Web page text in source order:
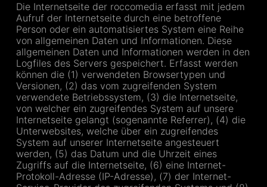
Die Internetseite der roccomedia erfasst mit jedem
Aufruf der Internetseite durch eine betroffene
Person oder ein automatisiertes System eine Reihe
von allgemeinen Daten und Informationen. Diese
allgemeinen Daten und Informationen werden in den
Logfiles des Servers gespeichert. Erfasst werden
können die (1) verwendeten Browsertypen und
Versionen, (2) das vom zugreifenden System
verwendete Betriebssystem, (3) die Internetseite,
von welcher ein zugreifendes System auf unsere
Internetseite gelangt (sogenannte Referrer), (4) die
Unterwebsites, welche über ein zugreifendes
System auf unserer Internetseite angesteuert
werden, (5) das Datum und die Uhrzeit eines
Zugriffs auf die Internetseite, (6) eine Internet-
Protokoll-Adresse (IP-Adresse), (7) der Internet-